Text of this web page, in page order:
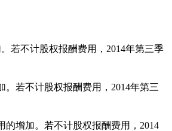
若不计股权报酬费用， 2014年第三季
若不计股权报酬费用， 2014年第三
的增加。若不计股权报酬费用， 2014